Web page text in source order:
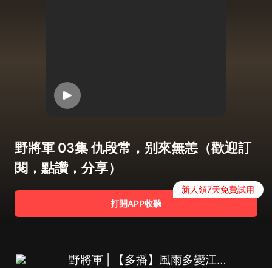
野將軍 03集 仇段常，别來無恙（歡迎訂
閱，點讚，分享）
打開APP收聽
新人領7天免費試用
野將軍 | 【多播】風雨多變江湖路 江山易改在朝廷